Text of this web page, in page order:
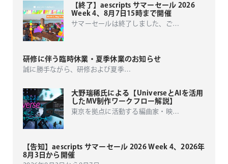
【終了】aescripts サマーセール 2026
Week 4、8月7日15時まで開催
サマーセールは終了しました、ご…
研修に伴う臨時休業・夏季休業のお知らせ
誠に勝手ながら、研修および夏季…
大野瑞稀氏による【UniverseとAIを活用
したMV制作ワークフロー解説】
東京を拠点に活動する編曲家・映…
【告知】aescripts サマーセール 2026 Week 4、2026年
8月3日から開催